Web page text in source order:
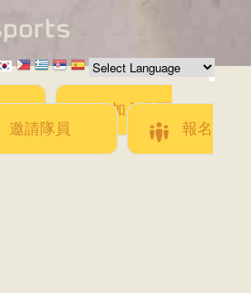
至
加入此團
邀請隊員
報名